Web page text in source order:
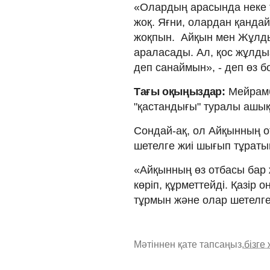
«Олардың арасында неке
жоқ. Яғни, олардан қандай
жоқпын. Айқын мен
араласады. Ал, қос
деп санаймын», - деп өз
Тағы оқыңыздар:
"қастандығы" туралы
Сондай-ақ, ол Айқынның
шетелге жиі шығып
«Айқынның өз отбасы бар
көріп, құрметтейді.
тұрмын және олар
Мәтіннен қате тапсаңыз,